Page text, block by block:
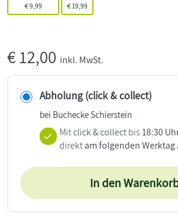
€9,99
€ 19,99
€12,00 inkl. MwSt.
Abholung (click & collect)
bei Buchecke Schierstein
Mitclick & collect bis18:30
direktam folgenden Werktag
In den